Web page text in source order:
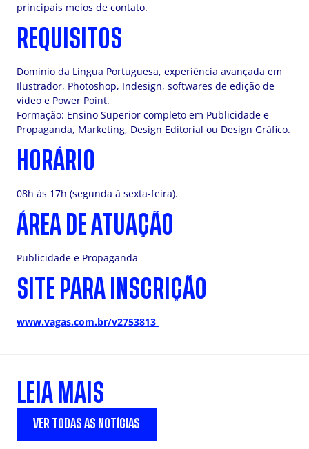
principais meios de contato.
REQUISITOS
Domínio da Língua Portuguesa, experiência avançada em
Ilustrador, Photoshop, Indesign, softwares de edição de
vídeo e Power Point.
Formação: Ensino Superior completo em Publicidade e
Propaganda, Marketing, Design Editorial ou Design Gráfico.
HORÁRIO
08h às 17h (segunda à sexta-feira).
ÁREA DE ATUAÇÃO
Publicidade e Propaganda
SITE PARA INSCRIÇÃO
www.vagas.com.br/v2753813
LEIA MAIS
VER TODAS AS NOTÍCIAS